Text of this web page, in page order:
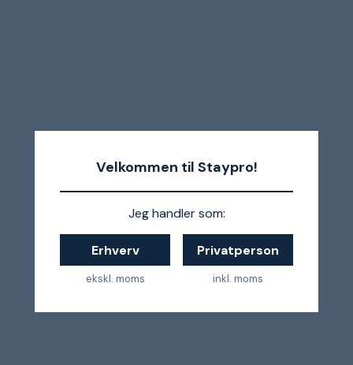
Velkommen til Staypro!
Jeg handler som:
Erhverv
ekskl. moms
Privatperson
inkl. moms